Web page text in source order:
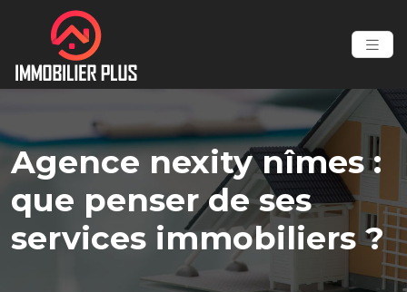
Agence nexity nîmes :
que penser de ses
services immobiliers ?